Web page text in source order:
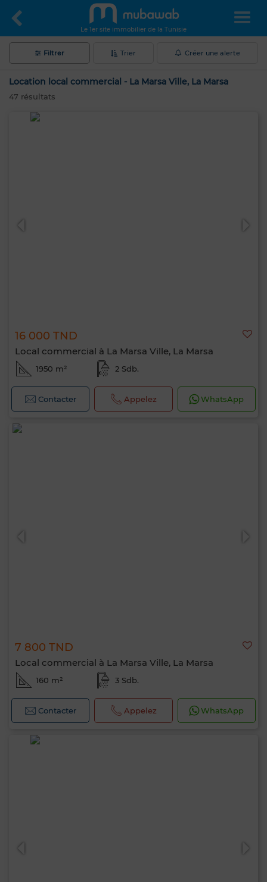
Le 1er site immobilier de la Tunisie
Filtrer Trier Créer une alerte
Location local commercial - La Marsa Ville, La Marsa
47 résultats
16 000 TND
Local commercial à La Marsa Ville, La Marsa
1950 m² 2 Sdb.
Contacter Appelez WhatsApp
7 800 TND
Local commercial à La Marsa Ville, La Marsa
160 m² 3 Sdb.
Contacter Appelez WhatsApp